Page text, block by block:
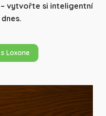
vytvořte si inteligentní
Loxone